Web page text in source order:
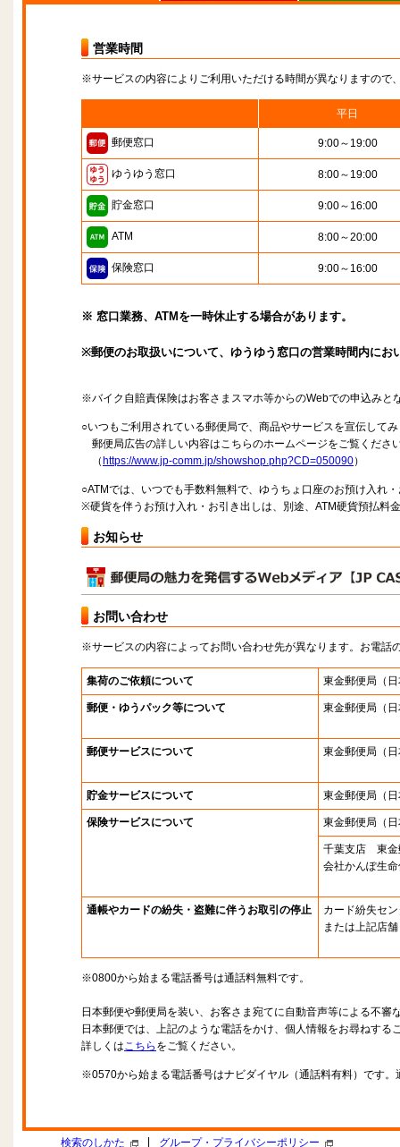
営業時間
※サービスの内容によりご利用いただける時間が異なりますので
平日
郵便窓口 9:00～19:00
ゆうゆう窓口 8:00～19:00
貯金窓口 9:00～16:00
ATM 8:00～20:00
保険窓口 9:00～16:00
※ 窓口業務、ATMを一時休止する場合があります。
※郵便のお取扱いについて、ゆうゆう窓口の営業時間内に
※バイク自賠責保険はお客さまスマホ等からのWebでの申込みと
○いつもご利用されている郵便局で、商品やサービスを宣伝して
郵便局広告の詳しい内容はこちらのホームページをご覧くださ
（ https://www.jp-comm.jp/showshop.php?CD=050090）
○ATMでは、いつでも手数料無料で、ゆうちょ口座のお預け入れ
※硬貨を伴うお預け入れ・お引き出しは、別途、ATM硬貨預払料
お知らせ
お問い合わせ
※サービスの内容によってお問い合わせ先が異なります。お電話
集荷のご依頼について 東金郵便局 （
郵便・ゆうパック等について 東金郵便局 （
郵便サービスについて 東金郵便局 （
貯金サービスについて 東金郵便局 （
保険サービスについて 東金郵便局 （
千葉支店 東金
会社かんぽ生
通帳やカードの紛失・盗難に伴うお取引の停止
カード紛失セ
または上記店舗
※0800から始まる電話番号は通話料無料です。
日本郵便や郵便局を装い、お客さま宛てに自動音声等による不審
日本郵便では、上記のような電話をかけ、個人情報をお尋ねする
詳しくはこちら をご覧ください。
※0570から始まる電話番号はナビダイヤル（通話料有料）です
検索のしかた グループ・プライバシーポリシー